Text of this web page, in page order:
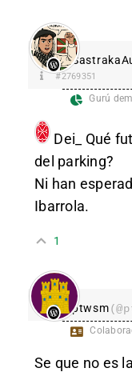
#2769351
Gurú
Dei_
Qué
del parking?
Ni han
Ibarrola.
1
ptwsm
Se que no es